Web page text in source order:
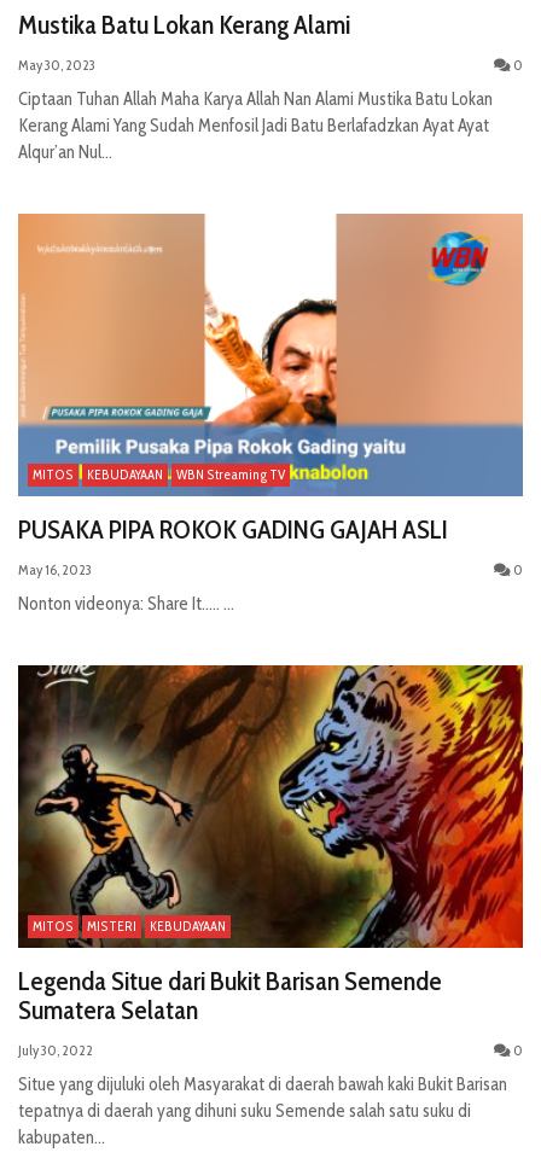
Mustika Batu Lokan Kerang Alami
May 30, 2023 0
Ciptaan Tuhan Allah Maha Karya Allah Nan Alami Mustika Batu Lokan
Kerang Alami Yang Sudah Menfosil Jadi Batu Berlafadzkan Ayat Ayat
Alqur’an Nul...
MITOS KEBUDAYAAN WBN Streaming TV
PUSAKA PIPA ROKOK GADING GAJAH ASLI
May 16, 2023 0
Nonton videonya: Share It..... ...
MITOS MISTERI KEBUDAYAAN
Legenda Situe dari Bukit Barisan Semende
Sumatera Selatan
July 30, 2022 0
Situe yang dijuluki oleh Masyarakat di daerah bawah kaki Bukit Barisan
tepatnya di daerah yang dihuni suku Semende salah satu suku di
kabupaten...